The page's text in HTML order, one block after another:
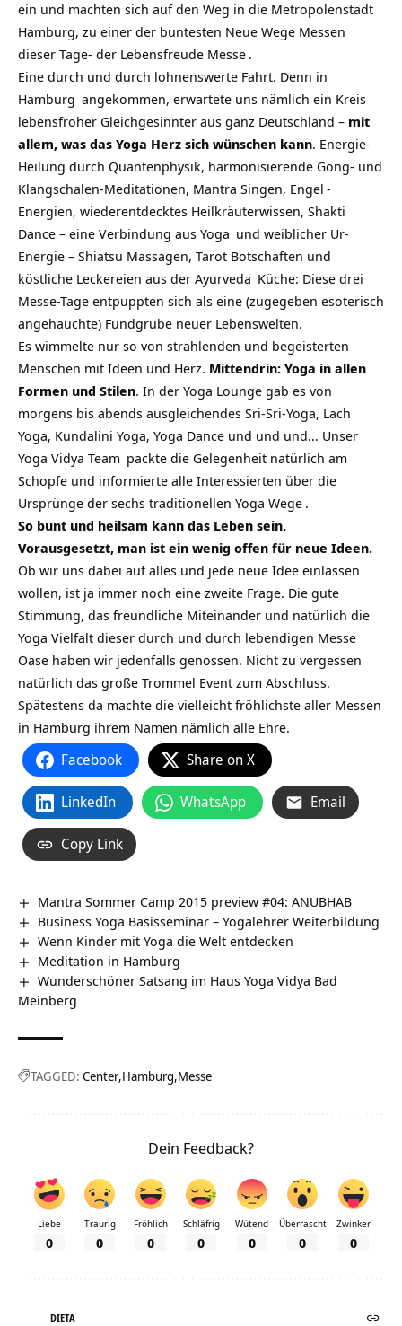
ein und machten sich auf den Weg in die Metropolenstadt
Hamburg, zu einer der buntesten Neue Wege Messen
dieser Tage- der Lebensfreude Messe .
Eine durch und durch lohnenswerte Fahrt. Denn in
Hamburg angekommen, erwartete uns nämlich ein Kreis
lebensfroher Gleichgesinnter aus ganz Deutschland – mit
allem, was das Yoga Herz sich wünschen kann. Energie-
Heilung durch Quantenphysik, harmonisierende Gong- und
Klangschalen-Meditationen, Mantra Singen, Engel -
Energien, wiederentdecktes Heilkräuterwissen, Shakti
Dance – eine Verbindung aus Yoga und weiblicher Ur-
Energie – Shiatsu Massagen, Tarot Botschaften und
köstliche Leckereien aus der Ayurveda Küche: Diese drei
Messe-Tage entpuppten sich als eine (zugegeben esoterisch
angehauchte) Fundgrube neuer Lebenswelten.
Es wimmelte nur so von strahlenden und begeisterten
Menschen mit Ideen und Herz. Mittendrin: Yoga in allen
Formen und Stilen. In der Yoga Lounge gab es von
morgens bis abends ausgleichendes Sri-Sri-Yoga, Lach
Yoga, Kundalini Yoga, Yoga Dance und und und… Unser
Yoga Vidya Team packte die Gelegenheit natürlich am
Schopfe und informierte alle Interessierten über die
Ursprünge der sechs traditionellen Yoga Wege .
So bunt und heilsam kann das Leben sein.
Vorausgesetzt, man ist ein wenig offen für neue Ideen.
Ob wir uns dabei auf alles und jede neue Idee einlassen
wollen, ist ja immer noch eine zweite Frage. Die gute
Stimmung, das freundliche Miteinander und natürlich die
Yoga Vielfalt dieser durch und durch lebendigen Messe
Oase haben wir jedenfalls genossen. Nicht zu vergessen
natürlich das große Trommel Event zum Abschluss.
Spätestens da machte die vielleicht fröhlichste aller Messen
in Hamburg ihrem Namen nämlich alle Ehre.
Facebook Share on X
LinkedIn WhatsApp Email
Copy Link
Mantra Sommer Camp 2015 preview #04: ANUBHAB
Business Yoga Basisseminar – Yogalehrer Weiterbildung
Wenn Kinder mit Yoga die Welt entdecken
Meditation in Hamburg
Wunderschöner Satsang im Haus Yoga Vidya Bad
Meinberg
TAGGED: Center Hamburg Messe
Dein Feedback?
Liebe
0
Traurig
0
Fröhlich
0
Schläfrig
0
Wütend
0
Überrascht
0
Zwinker
0
DIETA